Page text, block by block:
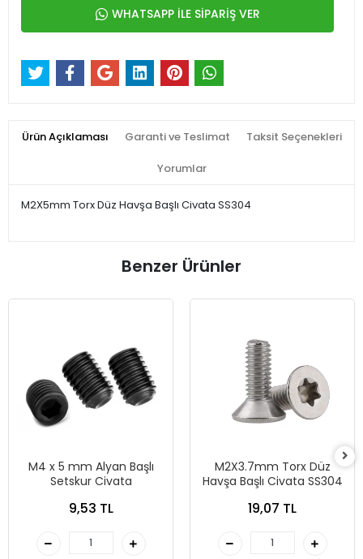
WHATSAPP İLE SİPARİŞ VER
Ürün Açıklaması Garanti ve Teslimat Taksit Seçenekleri
Yorumlar
M2X5mm Torx Düz Havşa Başlı Civata SS304
Benzer Ürünler
M4 x 5 mm Alyan Başlı
Setskur Civata
9,53 TL
M2X3.7mm Torx Düz
Havşa Başlı Civata SS304
19,07 TL